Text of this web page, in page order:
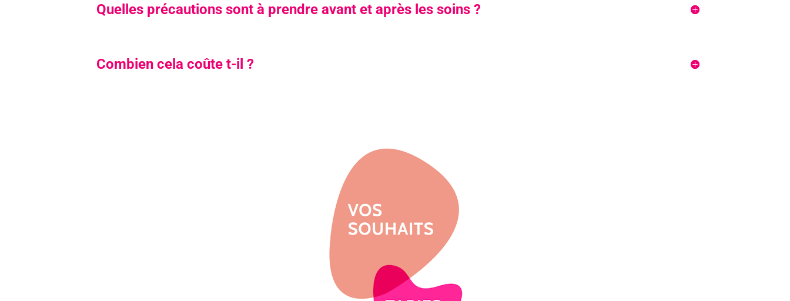
Quelles précautions sont à prendre avant et après les soins ?
Combien cela coûte t-il ?